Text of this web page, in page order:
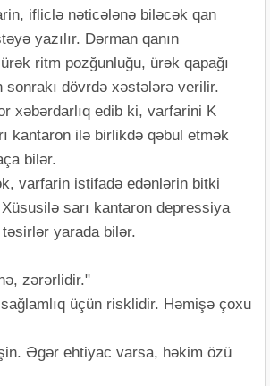
ifliclə nəticələnə biləcək qan
yazılır. Dərman qanın
ritm pozğunluğu, ürək qapağı
dövrdə xəstələrə verilir.
xəbərdarlıq edib ki, varfarini K
kantaron ilə birlikdə qəbul etmək
bilər.
varfarin istifadə edənlərin bitki
sarı kantaron depressiya
yarada bilər.
zərərlidir."
üçün risklidir. Həmişə çoxu
Əgər ehtiyac varsa, həkim özü